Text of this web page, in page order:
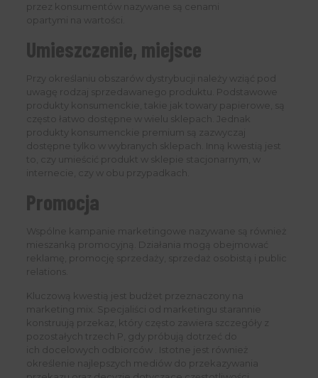
przez konsumentów nazywane są cenami
opartymi na wartości.
Umieszczenie, miejsce
Przy określaniu obszarów dystrybucji należy wziąć pod
uwagę rodzaj sprzedawanego produktu. Podstawowe
produkty konsumenckie, takie jak towary papierowe, są
często łatwo dostępne w wielu sklepach. Jednak
produkty konsumenckie premium są zazwyczaj
dostępne tylko w wybranych sklepach. Inną kwestią jest
to, czy umieścić produkt w sklepie stacjonarnym, w
internecie, czy w obu przypadkach.
Promocja
Wspólne kampanie marketingowe nazywane są również
mieszanką promocyjną. Działania mogą obejmować
reklamę, promocję sprzedaży, sprzedaż osobistą i public
relations.
Kluczową kwestią jest budżet przeznaczony na
marketing mix. Specjaliści od marketingu starannie
konstruują przekaz, który często zawiera szczegóły z
pozostałych trzech P, gdy próbują dotrzeć do
ich docelowych odbiorców . Istotne jest również
określenie najlepszych mediów do przekazywania